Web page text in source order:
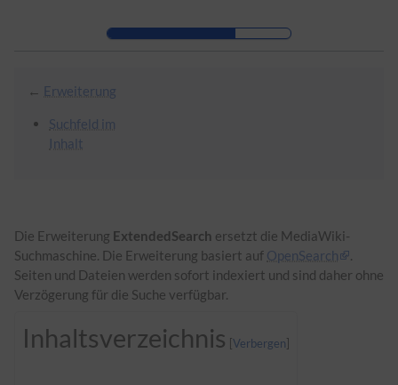
Zur Hauptnavigation
← Erweiterung
Suchfeld im
Inhalt
Die Erweiterung ExtendedSearch ersetzt die MediaWiki-
Suchmaschine. Die Erweiterung basiert auf OpenSearch
.
Seiten und Dateien werden sofort indexiert und sind daher ohne
Verzögerung für die Suche verfügbar.
Inhaltsverzeichnis